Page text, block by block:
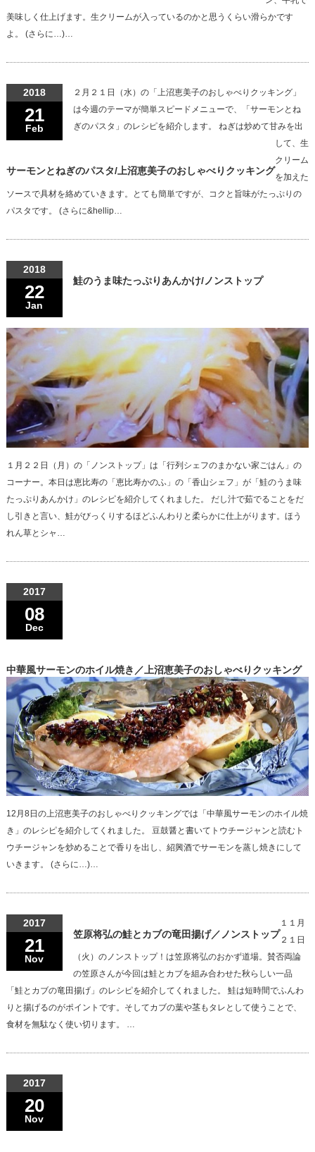
美味しく仕上げます。生クリームが入っているのかと思うくらい滑らかです
よ。 (さらに…)…
2018
21
Feb
サーモンとねぎのパスタ/上沼恵美子のおしゃべりクッキング
２月２１日（水）の「上沼恵美子のおしゃべりクッキング」
は今週のテーマが簡単スピードメニューで、「サーモンとね
ぎのパスタ」のレシピを紹介します。 ねぎは炒めて甘みを出
して、生
クリーム
を加えた
ソースで具材を絡めていきます。とても簡単ですが、コクと旨味がたっぷりの
パスタです。 (さらに&hellip…
2018
22
Jan
鮭のうま味たっぷりあんかけ/ノンストップ
１月２２日（月）の「ノンストップ」は「行列シェフのまかない家ごはん」の
コーナー。本日は恵比寿の「恵比寿かのふ」の「香山シェフ」が「鮭のうま味
たっぷりあんかけ」のレシピを紹介してくれました。 だし汁で茹でることをだ
し引きと言い、鮭がびっくりするほどふんわりと柔らかに仕上がります。ほう
れん草とシャ…
2017
08
Dec
中華風サーモンのホイル焼き／上沼恵美子のおしゃべりクッキング
12月8日の上沼恵美子のおしゃべりクッキングでは「中華風サーモンのホイル焼
き」のレシピを紹介してくれました。 豆鼓醤と書いてトウチージャンと読むト
ウチージャンを炒めることで香りを出し、紹興酒でサーモンを蒸し焼きにして
いきます。 (さらに…)…
2017
21
Nov
笠原将弘の鮭とカブの竜田揚げ／ノンストップ
１１月
２１日
（火）のノンストップ！は笠原将弘のおかず道場。賛否両論
の笠原さんが今回は鮭とカブを組み合わせた秋らしい一品
「鮭とカブの竜田揚げ」のレシピを紹介してくれました。 鮭は短時間でふんわ
りと揚げるのがポイントです。そしてカブの葉や茎もタレとして使うことで、
食材を無駄なく使い切ります。 …
2017
20
Nov